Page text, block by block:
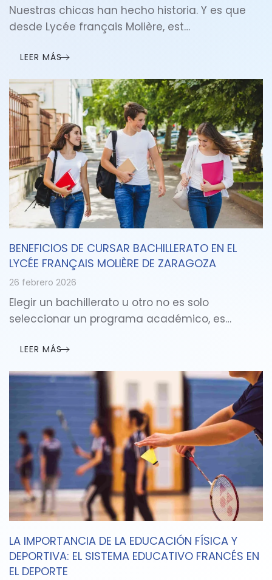
Nuestras chicas han hecho historia. Y es que
desde Lycée français Molière, est…
LEER MÁS
BENEFICIOS DE CURSAR BACHILLERATO EN EL
LYCÉE FRANÇAIS MOLIÈRE DE ZARAGOZA
26 febrero 2026
Elegir un bachillerato u otro no es solo
seleccionar un programa académico, es…
LEER MÁS
LA IMPORTANCIA DE LA EDUCACIÓN FÍSICA Y
DEPORTIVA: EL SISTEMA EDUCATIVO FRANCÉS EN
EL DEPORTE